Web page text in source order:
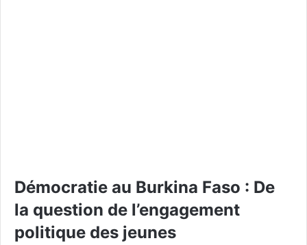
Démocratie au Burkina Faso : De
la question de l’engagement
politique des jeunes